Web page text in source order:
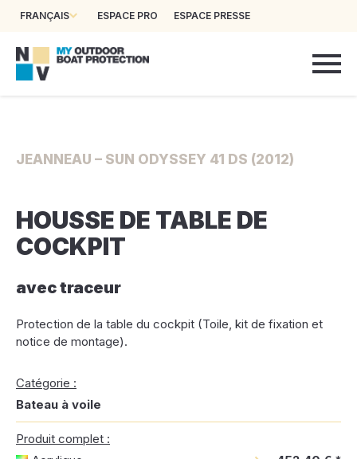
FRANÇAIS ESPACE PRO ESPACE PRESSE
JEANNEAU – SUN ODYSSEY 41 DS (2012)
HOUSSE DE TABLE DE
COCKPIT
avec traceur
Protection de la table du cockpit (Toile, kit de fixation et
notice de montage).
Catégorie :
Bateau à voile
Produit complet :